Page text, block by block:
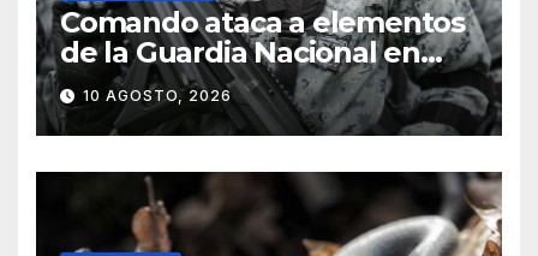
Comando ataca a elementos
de la Guardia Nacional en
Sinaloa; hay 8 detenidos
10 AGOSTO, 2026